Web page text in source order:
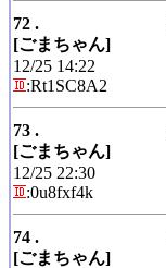
72 .
[ごまちゃん]
12/25 14:22
:Rt1SC8A2
73 .
[ごまちゃん]
12/25 22:30
:0u8fxf4k
74 .
[ごまちゃん]